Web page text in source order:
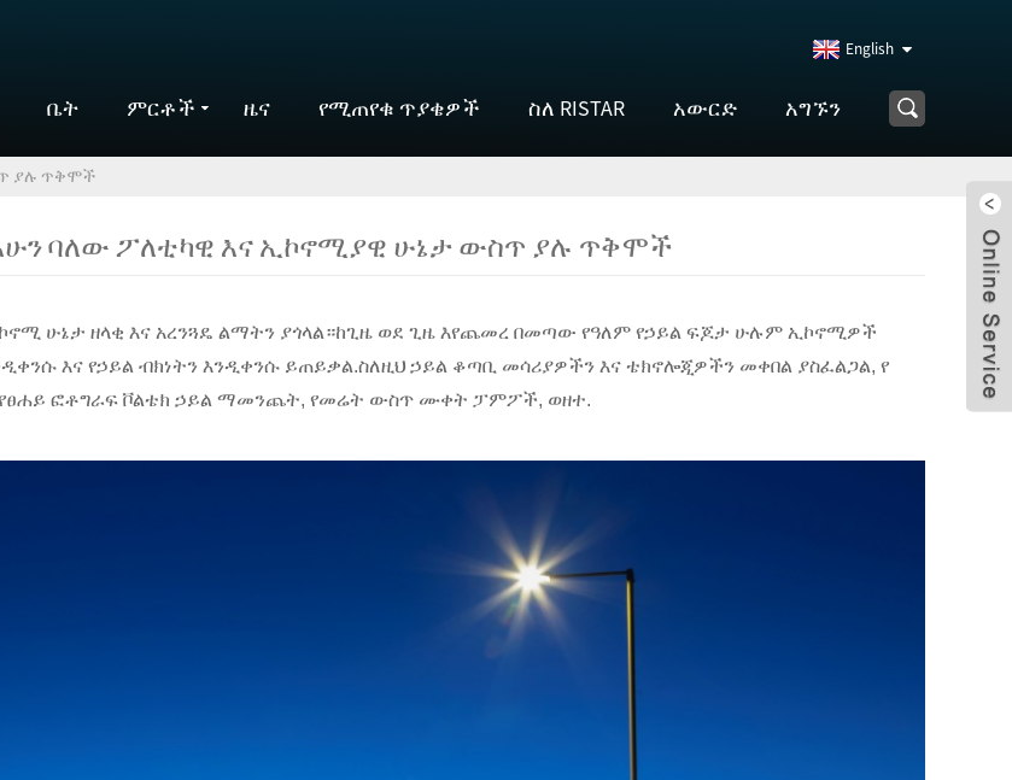
English
ቤት ምርቶች ዜና የሚጠየቁ ጥያቄዎች ስለ RISTAR አውርድ አግኙን
ያሉ ጥቅሞች
ባለው ፖለቲካዊ እና ኢኮኖሚያዊ ሁኔታ ውስጥ ያሉ ጥቅሞች
ሁኔታ ዘላቂ እና አረንጓዴ ልማትን ያጎላል።ከጊዜ ወደ ጊዜ እየጨመረ በመጣው የዓለም የኃይል ፍጆታ ሁሉም ኢኮኖሚዎች
እና የኃይል ብክነትን እንዲቀንሱ ይጠይቃል.ስለዚህ ኃይል ቆጣቢ መሳሪያዎችን እና ቴክኖሎጂዎችን መቀበል ያስፈልጋል, የ
የፀሐይ ፎቶግራፍ ቮልቴክ ኃይል ማመንጨት, የመሬት ውስጥ ሙቀት ፓምፖች, ወዘተ.